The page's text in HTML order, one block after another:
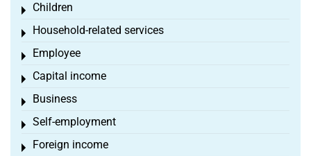
Children
Toggle menu
Household-related services
Toggle menu
Employee
Toggle menu
Capital income
Toggle menu
Business
Toggle menu
Self-employment
Toggle menu
Foreign income
Toggle menu